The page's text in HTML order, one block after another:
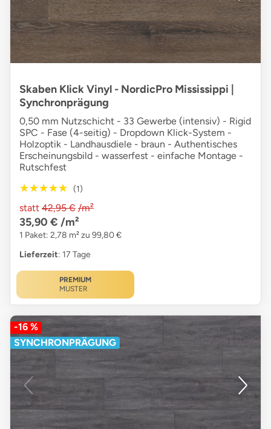
Skaben Klick Vinyl - NordicPro Mississippi |
Synchronprägung
0,50 mm Nutzschicht - 33 Gewerbe (intensiv) - Rigid
SPC - Fase (4-seitig) - Dropdown Klick-System -
Holzoptik - Landhausdiele - braun - Authentisches
Erscheinungsbild - wasserfest - einfache Montage -
Rutschfest
★★★★★
★★★★★ (1)
statt 42,95 € /m²
35,90 € /m²
1 Paket: 2,78 m² zu 99,80 €
Lieferzeit: 17 Tage
PREMIUM
MUSTER
-16 %
SYNCHRONPRÄGUNG